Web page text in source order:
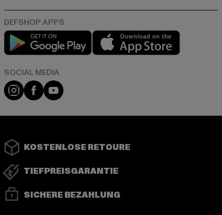
Play market
Instagram
FacebookYouTube
KOSTENLOSE RETOURE
TIEFPREISGARANTIE
SICHERE BEZAHLUNG